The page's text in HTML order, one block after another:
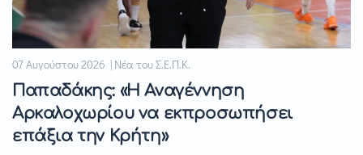
07 Αυγούστου 2026 | Νέα του Σ.Ε.Π.Κ.
Παπαδάκης: «Η Αναγέννηση
Αρκαλοχωρίου να εκπροσωπήσει
επάξια την Κρήτη»